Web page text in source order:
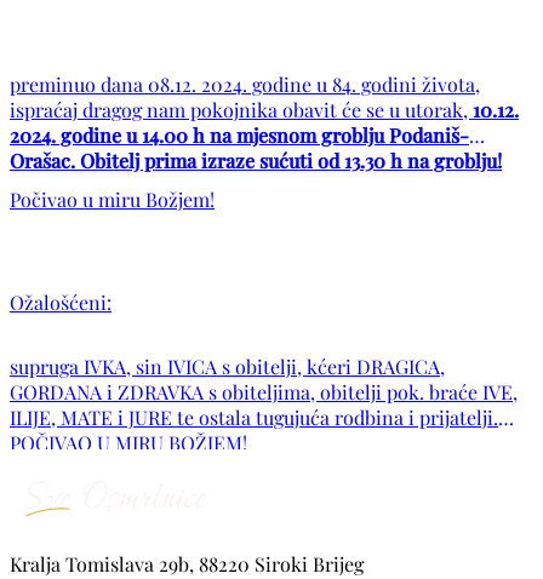
preminuo dana 08.12. 2024. godine u 84. godini života,
ispraćaj dragog nam pokojnika obavit će se u utorak,10.12.
2024. godine u 14.00 h na mjesnom groblju Podaniš-
Orašac.Obitelj prima izraze sućuti od 13.30 h na groblju!
Počivao u miru Božjem!
Ožalošćeni:
supruga IVKA, sin IVICA s obitelji, kćeri DRAGICA,
GORDANA i ZDRAVKA s obiteljima, obitelji pok. braće IVE,
ILIJE, MATE i JURE te ostala tugujuća rodbina i prijatelji.
POČIVAO U MIRU BOŽJEM!
Kralja Tomislava 29b, 88220 Siroki Brijeg